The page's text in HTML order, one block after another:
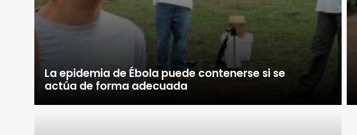
La epidemia de Ébola puede contenerse si se
actúa de forma adecuada